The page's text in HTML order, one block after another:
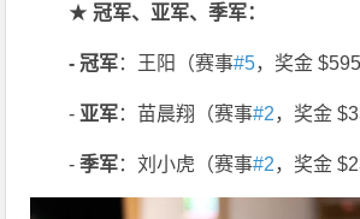
★冠军、亚军、季军：
-冠军：王阳（赛事#5，奖金
- 亚军：苗晨翔（赛事#2，奖金
-季军：刘小虎（赛事#2，奖金